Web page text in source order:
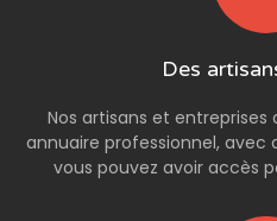
Des
Nos artisans et entreprises
annuaire professionnel, avec
vous pouvez avoir accès